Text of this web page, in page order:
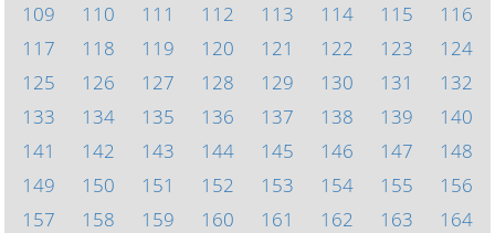
109
110 111 112 113 114 115
116
117
118 119 120 121 122 123
124
125
126 127 128 129 130 131
132
133
134 135 136 137 138 139
140
141
142 143 144 145 146 147
148
149
150 151 152 153 154 155
156
157
158 159 160 161 162 163
164